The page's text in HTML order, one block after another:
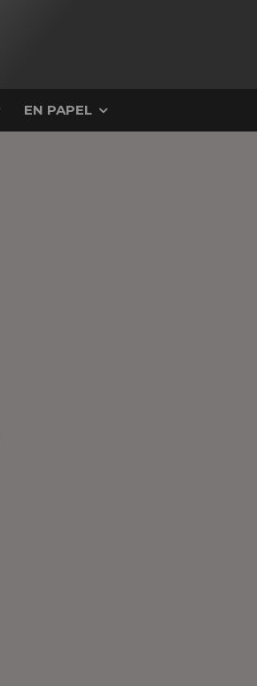
EN PAPEL